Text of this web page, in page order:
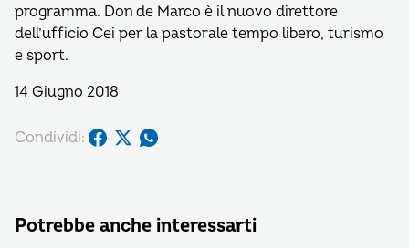
programma. Don de Marco è il nuovo direttore
dell’ufficio Cei per la pastorale tempo libero, turismo
e sport.
14 Giugno 2018
Condividi:
Potrebbe anche interessarti